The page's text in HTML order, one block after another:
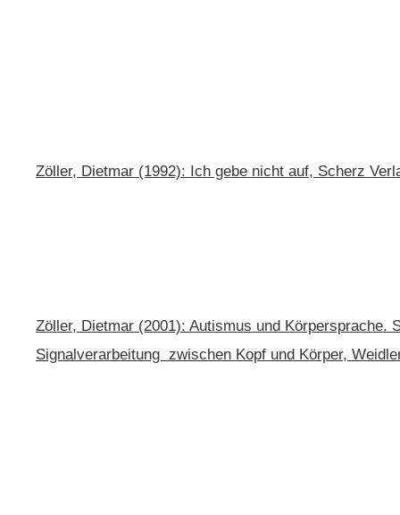
Zöller, Dietmar (1992): Ich gebe nicht auf, Scherz
Zöller, Dietmar (2001): Autismus und Körpersprache.
Signalverarbeitung zwischen Kopf und Körper,